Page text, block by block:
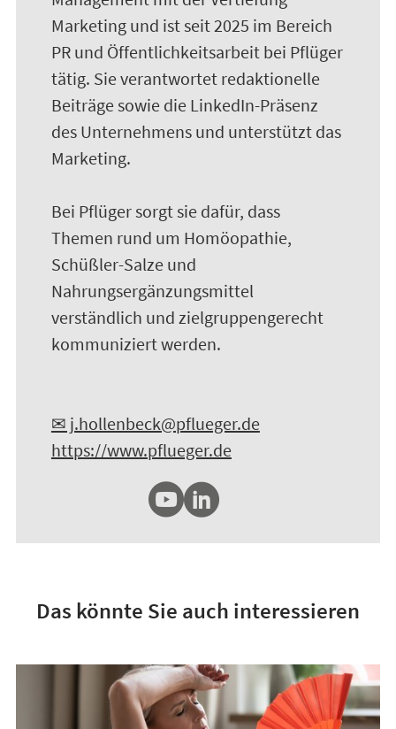
Marketing und ist seit 2025 im Bereich
PR und Öffentlichkeitsarbeit bei Pflüger
tätig. Sie verantwortet redaktionelle
Beiträge sowie die LinkedIn-Präsenz
des Unternehmens und unterstützt das
Marketing.
Bei Pflüger sorgt sie dafür, dass
Themen rund um Homöopathie,
Schüßler-Salze und
Nahrungsergänzungsmittel
verständlich und zielgruppengerecht
kommuniziert werden.
✉ j.hollenbeck@pflueger.de
https://www.pflueger.de
Das könnte Sie auch interessieren